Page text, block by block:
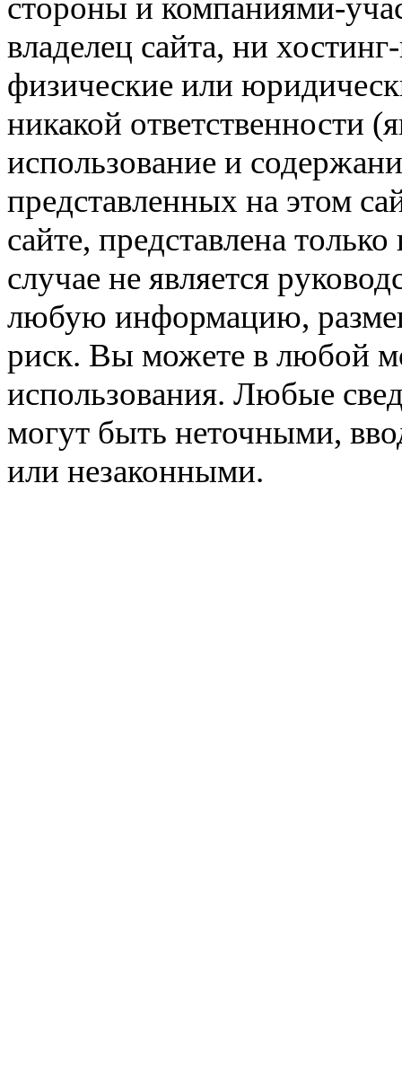
стороны и компаниями-
владелец сайта, ни
физические или
никакой ответственности
использование и
представленных на этом
сайте, представлена
случае не является
любую информацию,
риск. Вы можете в любой
использования. Любые
могут быть неточными,
или незаконными.